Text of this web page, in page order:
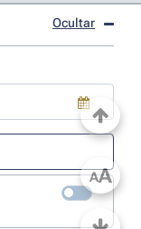
Ocultar
Use as
AA